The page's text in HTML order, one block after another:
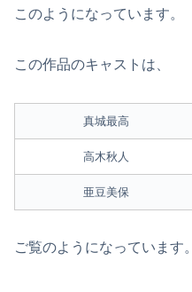
このようになっています。
この作品のキャストは、
真城最高
高木秋人
亜豆美保
ご覧のようになっています。